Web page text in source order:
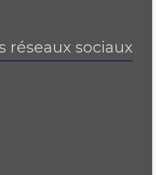
réseaux sociaux